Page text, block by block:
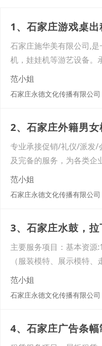
1、石家庄游戏桌
石家庄施华美有限公司,
机，娃娃机等游艺设备。
范小姐
石家庄永德文化传播有限公司
2、石家庄外籍男
专业承接促销/礼仪/派发/
及完备的服务，为各类企
范小姐
石家庄永德文化传播有限公司
3、石家庄水鼓，
主要服务项目：基本资源
（服装模特、展示模特
范小姐
石家庄永德文化传播有限公司
4、石家庄广告条